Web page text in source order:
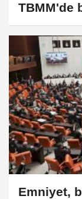
TBMM'de
Emniyet,